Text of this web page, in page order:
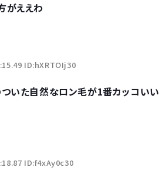
がええわ
ID:hXRTOIj30
ついた自然なロン毛が1番カッコいい
ID:f4xAy0c30